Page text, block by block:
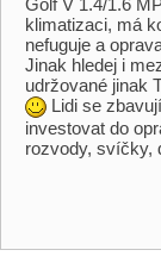
Golf V 1.4/1.6
klimatizaci, má
nefuguje a
Jinak hledej i
udržované jinak
Lidi se
investovat do
rozvody, svíčky,